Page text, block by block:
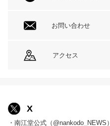
お問い合わせ
アクセス
X
・南江堂公式（@nankodo_NEWS）